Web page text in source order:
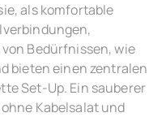
Bedürfnissen, wie
bieten einen zentralen
Set-Up. Ein sauberer
Kabelsalat und